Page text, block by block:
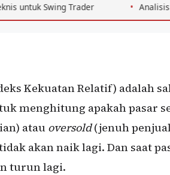
Analisis Arbitrase Bitcoin
Kekuatan Relatif) adalah
menghitung apakah pasar
atau oversold(jenuh
akan naik lagi. Dan saat
turun lagi.